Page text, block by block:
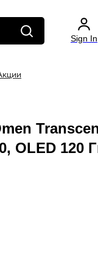
Sign In
Бесплатная
OLED 120